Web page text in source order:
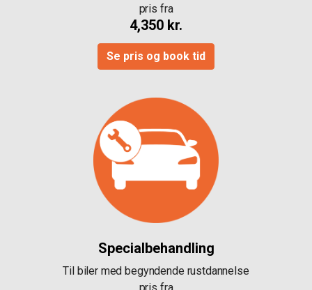
pris fra
4,350 kr.
Se pris og book tid
Specialbehandling
Til biler med begyndende rustdannelse
pris fra